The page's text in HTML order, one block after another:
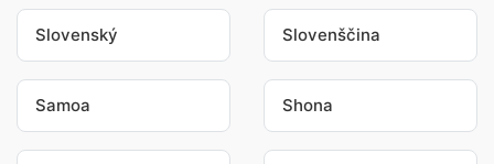
Slovenský Slovenščina
Samoa Shona